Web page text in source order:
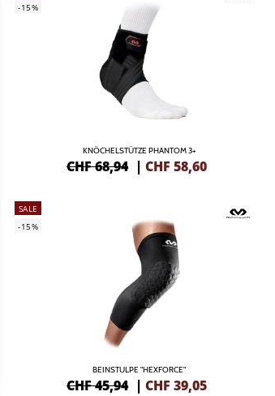
-15%
KNÖCHELSTÜTZE PHANTOM 3+
CHF 68,94 | CHF 58,60
SALE
-15%
BEINSTULPE "HEXFORCE"
CHF 45,94 | CHF 39,05